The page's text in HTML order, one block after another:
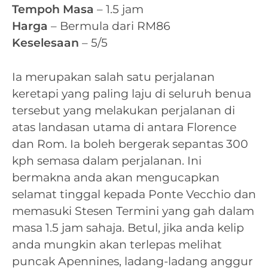
Tempoh Masa – 1.5 jam
Harga – Bermula dari RM86
Keselesaan – 5/5
Ia merupakan salah satu perjalanan
keretapi yang paling laju di seluruh benua
tersebut yang melakukan perjalanan di
atas landasan utama di antara Florence
dan Rom. Ia boleh bergerak sepantas 300
kph semasa dalam perjalanan. Ini
bermakna anda akan mengucapkan
selamat tinggal kepada Ponte Vecchio dan
memasuki Stesen Termini yang gah dalam
masa 1.5 jam sahaja. Betul, jika anda kelip
anda mungkin akan terlepas melihat
puncak Apennines, ladang-ladang anggur